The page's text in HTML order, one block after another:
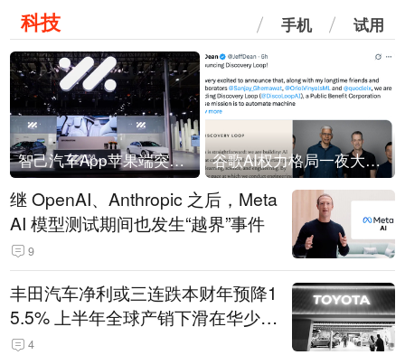
科技 手机 试用
智己汽车App苹果端突然“下架” 谷歌AI权力格局一夜大洗牌
继 OpenAI、Anthropic 之后，Meta
AI 模型测试期间也发生“越界”事件
9
丰田汽车净利或三连跌本财年预降1
5.5% 上半年全球产销下滑在华少卖
14.3万辆
4